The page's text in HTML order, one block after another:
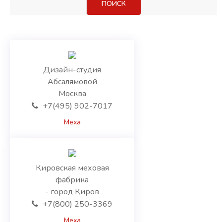
Новгородская область
Орловская область
Пензенская область
Пермский край
Приморский край
Псковская область
Республика Алтай
Республика Бурятия
Республика Дагестан
Республика Ингушетии
Республика Калмыкия
Республика Карелия
Республика Коми
Дизайн-студия
Абсалямовой
Москва
+7(495) 902-7017
Меха
Кировская меховая
фабрика
- город Киров
+7(800) 250-3369